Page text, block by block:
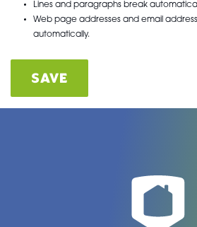
Lines and paragraphs break
Web page addresses and email
automatically.
SAVE